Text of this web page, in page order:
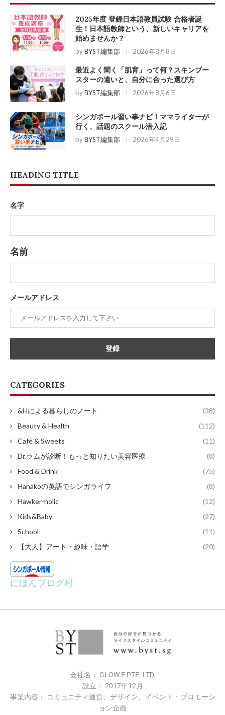
2025年度 登録日本語教員試験 合格者誕
生！日本語教師という、新しいキャリアを
始めませんか？
byBYST編集部 2026年8月8日
最近よく聞く「肌育」って何？スキンブー
スターの違いと、自分に合った選び方
byBYST編集部 2026年8月6日
シンガポール習い事ナビ！ママライターが
行く、話題のスクール潜入記
byBYST編集部 2026年4月29日
HEADING TITLE
名字
名前
メールアドレス
CATEGORIES
&Hによる暮らしのノート
(38)
Beauty & Health
(112)
Café & Sweets
(11)
Dr.ラムが診断！もっと知りたい美容医療
(8)
Food & Drink
(75)
Hanakoの英語でシンガライフ
(8)
Hawker-holic
(12)
Kids&Baby
(27)
School
(11)
【大人】アート・趣味・語学
(20)
にほんブログ村
会社名： GLOW E PTE. LTD.
設立： 2017年12月
事業内容： コミュニティ運営、デザイン、イベント・プロモーシ
ョン企画